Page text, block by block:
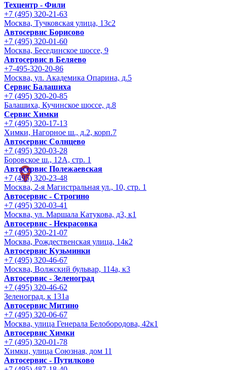
Техцентр - Фили
+7 (495) 320-21-63
Москва, Тучковская улица, 13с2
Автосервис Борисово
+7 (495) 320-01-60
Москва, Бесединское шоссе, 9
Автосервис в Беляево
+7-495-320-20-86
Москва, ул. Академика Опарина, д.5
Сервис Балашиха
+7 (495) 320-20-85
Балашиха, Кучинское шоссе, д.8
Сервис Химки
+7 (495) 320-17-13
Химки, Нагорное ш., д.2, корп.7
Автосервис Солнцево
+7 (495) 320-03-28
Боровское ш., 12А, стр. 1
Автосервис Полежаевская
+7 (495) 320-23-48
Москва, 2-я Магистральная ул., 10, стр. 1
Автосервис - Строгино
+7 (495) 320-03-41
Москва, ул. Маршала Катукова, д3, к1
Автосервис - Некрасовка
+7 (495) 320-21-07
Москва, Рождественская улица, 14к2
Автосервис Кузьминки
+7 (495) 320-46-67
Москва, Волжский бульвар, 114а, к3
Автосервис - Зеленоград
+7 (495) 320-46-62
Зеленоград, к 131а
Автосервис Митино
+7 (495) 320-06-67
Москва, улица Генерала Белобородова, 42к1
Автосервис Химки
+7 (495) 320-01-78
Химки, улица Союзная, дом 11
Автосервис - Путилково